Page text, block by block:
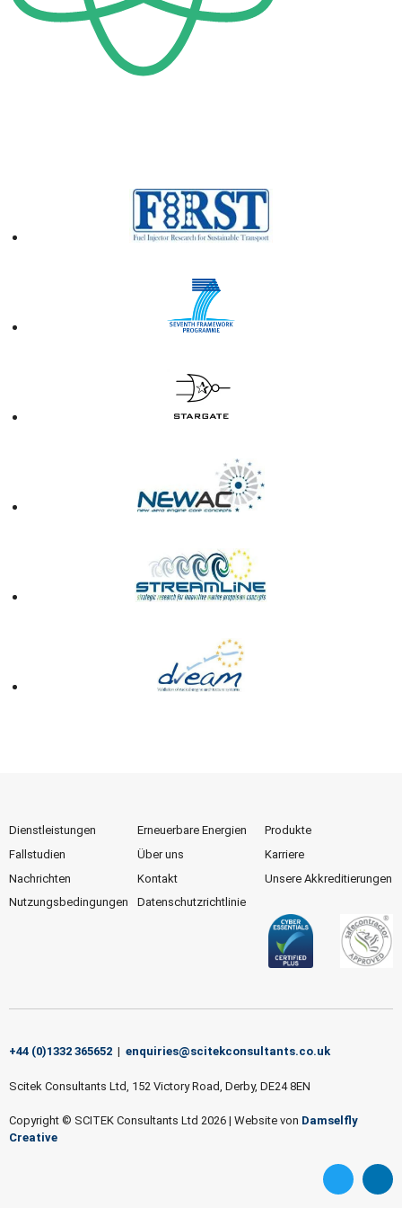
Dienstleistungen Erneuerbare Energien
Produkte
Fallstudien
Über uns
Karriere
Nachrichten
Kontakt
Unsere Akkreditierungen
Nutzungsbedingungen
Datenschutzrichtlinie
+44 (0)1332 365652 | enquiries@scitekconsultants.co.uk
Scitek Consultants Ltd, 152 Victory Road, Derby, DE24 8EN
Copyright © SCITEK Consultants Ltd 2026 | Website von Damselfly
Creative